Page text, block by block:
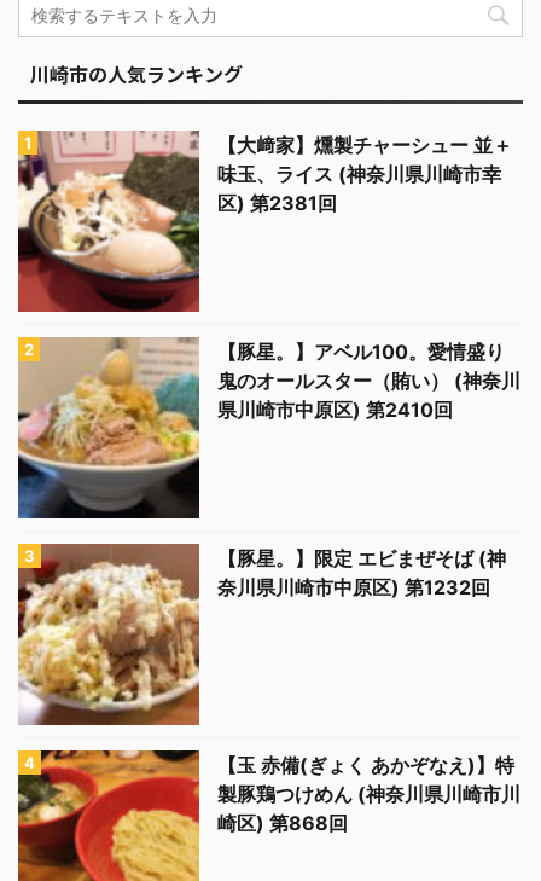
川崎市の人気ランキング
【大﨑家】燻製チャーシュー 並＋
味玉、ライス (神奈川県川崎市幸
区) 第2381回
【豚星。】アベル100。愛情盛り
鬼のオールスター（賄い） (神奈川
県川崎市中原区) 第2410回
【豚星。】限定 エビまぜそば (神
奈川県川崎市中原区) 第1232回
【玉 赤備(ぎょく あかぞなえ)】特
製豚鶏つけめん (神奈川県川崎市川
崎区) 第868回